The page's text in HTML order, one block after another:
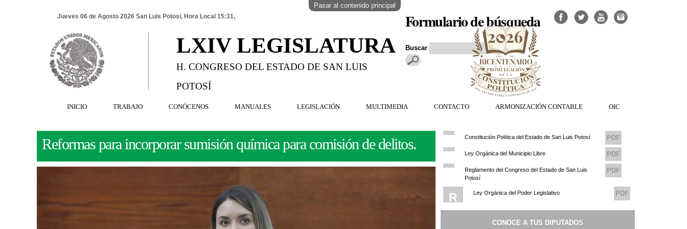
Pasar al contenido principal
Jueves 06 de Agosto 2026 San Luis Potosi, Hora Local 15:31, Formulario de búsqueda
Buscar
LXIV LEGISLATURA
H. CONGRESO DEL ESTADO DE SAN LUIS
POTOSÍ
INICIO TRABAJO CONÓCENOS MANUALES LEGISLACIÓN MULTIMEDIA CONTACTO ARMONIZACIÓN CONTABLE OIC
Reformas para incorporar sumisión química para comisión de delitos. Constitución Política del Estado de San Luis Potosí PDF
Ley Orgánica del Municipio Libre PDF
Reglamento del Congreso del Estado de San Luis
Potosí
PDF
R Ley Orgánica del Poder Legislativo PDF
Congreso del Estado de San Luis Potosi
CONOCE A TUS DIPUTADOS